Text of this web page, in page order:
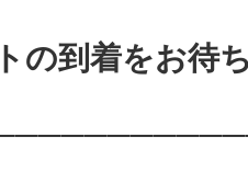
の到着をお待